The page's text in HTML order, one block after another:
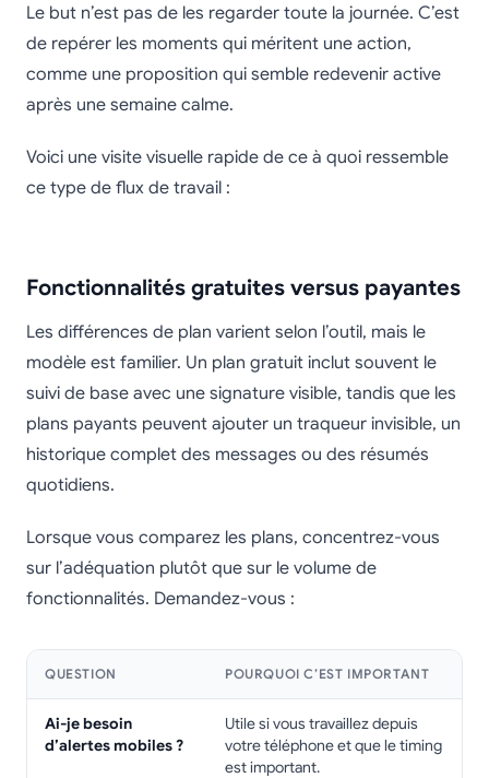
Le but n’est pas de les regarder toute la journée. C’est
de repérer les moments qui méritent une action,
comme une proposition qui semble redevenir active
après une semaine calme.
Voici une visite visuelle rapide de ce à quoi ressemble
ce type de flux de travail :
Fonctionnalités gratuites versus payantes
Les différences de plan varient selon l’outil, mais le
modèle est familier. Un plan gratuit inclut souvent le
suivi de base avec une signature visible, tandis que les
plans payants peuvent ajouter un traqueur invisible, un
historique complet des messages ou des résumés
quotidiens.
Lorsque vous comparez les plans, concentrez-vous
sur l’adéquation plutôt que sur le volume de
fonctionnalités. Demandez-vous :
QUESTION POURQUOI C’EST IMPORTANT
Ai-je besoin
d’alertes mobiles ?
Utile si vous travaillez depuis
votre téléphone et que le timing
est important.